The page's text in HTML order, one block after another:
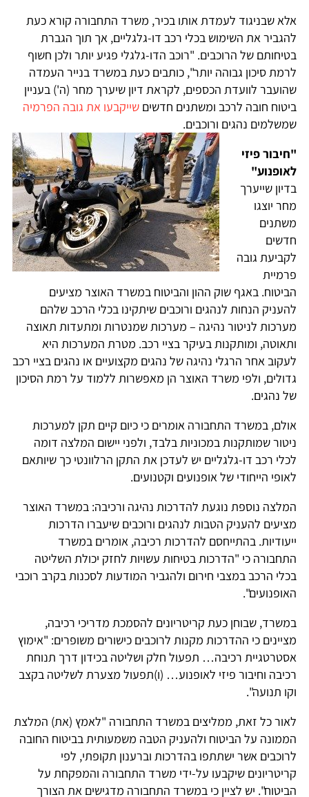
אלא שבניגוד לעמדת אותו בכיר, משרד התחבורה קורא כעת
להגביר את השימוש בכלי רכב דו-גלגליים, אך תוך הגברת
בטיחותם של הרוכבים. "רוכב הדו-גלגלי פגיע יותר ולכן חשוף
לרמת סיכון גבוהה יותר", כותבים כעת במשרד בנייר העמדה
שהועבר לוועדת הכספים, לקראת דיון שיערך מחר (ה') בעניין
ביטוח חובה לרכב ומשתנים חדשים שייקבעו את גובה הפרמיה
שמשלמים נהגים ורוכבים.
"חיבור פיזי
לאופנוע"
בדיון שייערך
מחר יוצגו
משתנים
חדשים
לקביעת גובה
פרמיית
הביטוח. באגף שוק ההון והביטוח במשרד האוצר מציעים
להעניק הנחות לנהגים ורוכבים שיתקינו בכלי הרכב שלהם
מערכות לניטור נהיגה – מערכות שמנטרות ומתעדות תאוצה
ותאוטה, ומותקנות בעיקר בציי רכב. מטרת המערכות היא
לעקוב אחר הרגלי נהיגה של נהגים מקצועיים או נהגים בציי רכב
גדולים, ולפי משרד האוצר הן מאפשרות ללמוד על רמת הסיכון
של נהגים.
אולם, במשרד התחבורה אומרים כי כיום קיים תקן למערכות
ניטור שמותקנות במכוניות בלבד, ולפני יישום המלצה דומה
לכלי רכב דו-גלגליים יש לעדכן את התקן הרלוונטי כך שיותאם
לאופי הייחודי של אופנועים וקטנועים.
המלצה נוספת נוגעת להדרכות נהיגה ורכיבה: במשרד האוצר
מציעים להעניק הטבות לנהגים ורוכבים שיעברו הדרכות
ייעודיות. בהתייחסם להדרכות רכיבה, אומרים במשרד
התחבורה כי "הדרכות בטיחות עשויות לחזק יכולת השליטה
בכלי הרכב במצבי חירום ולהגביר המודעות לסכנות בקרב רוכבי
האופנועים".
במשרד, שבוחן כעת קריטריונים להסמכת מדריכי רכיבה,
מציינים כי ההדרכות מקנות לרוכבים כישורים משופרים: "אימוץ
אסטרטגיית רכיבה… תפעול חלק ושליטה בכידון דרך תנוחת
רכיבה וחיבור פיזי לאופנוע… (ו)תפעול מצערת לשליטה בקצב
וקו תנועה".
לאור כל זאת, ממליצים במשרד התחבורה "לאמץ (את) המלצת
הממונה על הביטוח ולהעניק הטבה משמעותית בביטוח החובה
לרוכבים אשר ישתתפו בהדרכות וברענון תקופתי, לפי
קריטריונים שיקבעו על-ידי משרד התחבורה והמפקחת על
הביטוח". יש לציין כי במשרד התחבורה מדגישים את הצורך